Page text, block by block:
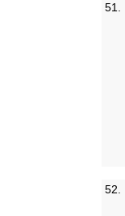
51.
52.